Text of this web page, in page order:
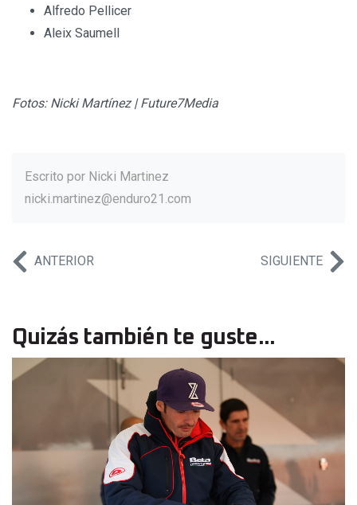
Alfredo Pellicer
Aleix Saumell
Fotos: Nicki Martínez | Future7Media
Escrito por Nicki Martinez
nicki.martinez@enduro21.com
ANTERIOR SIGUIENTE
Quizás también te guste...